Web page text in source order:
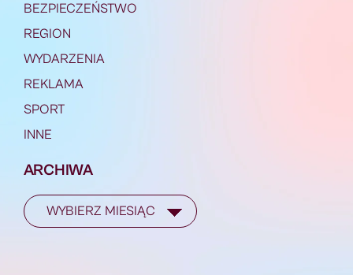
BEZPIECZEŃSTWO
REGION
WYDARZENIA
REKLAMA
SPORT
INNE
ARCHIWA